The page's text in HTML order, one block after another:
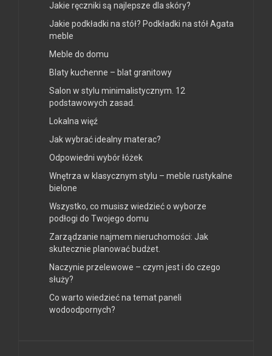
Jakie ręczniki są najlepsze dla skóry?
Jakie podkładki na stół? Podkładki na stół Agata
meble
Meble do domu
Blaty kuchenne – blat granitowy
Salon w stylu minimalistycznym. 12
podstawowych zasad.
Lokalna więź
Jak wybrać idealny materac?
Odpowiedni wybór łóżek
Wnętrza w klasycznym stylu – meble rustykalne
bielone
Wszystko, co musisz wiedzieć o wyborze
podłogi do Twojego domu
Zarządzanie najmem nieruchomości: Jak
skutecznie planować budżet.
Naczynie przelewowe – czym jest i do czego
służy?
Co warto wiedzieć na temat paneli
wodoodpornych?